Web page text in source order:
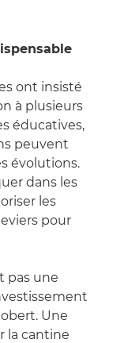
ont insisté
à plusieurs
éducatives,
peuvent
évolutions.
dans les
les
pour
pas une
Une
la cantine